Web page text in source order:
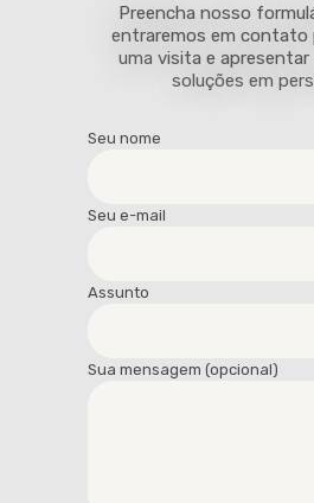
Preencha nosso
entraremos em contato
uma visita e apresentar
soluções em
Seu nome
Seu e-mail
Assunto
Sua mensagem (opcional)